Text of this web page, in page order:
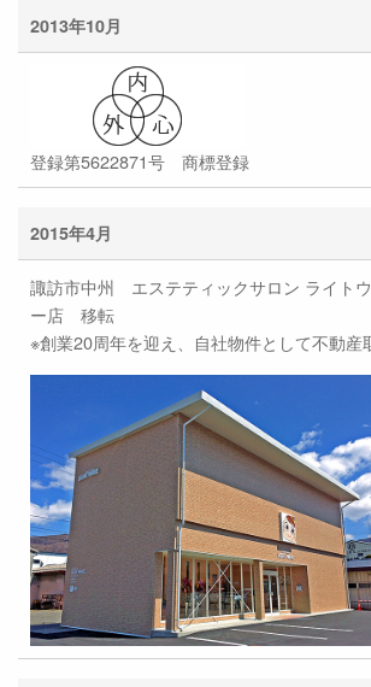
2013年10月
登録第5622871号 商標登録
2015年4月
諏訪市中州 エステティックサロン ライト
ー店 移転
※創業20周年を迎え、自社物件として不動産